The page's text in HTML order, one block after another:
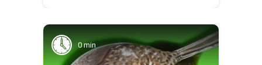
0 min